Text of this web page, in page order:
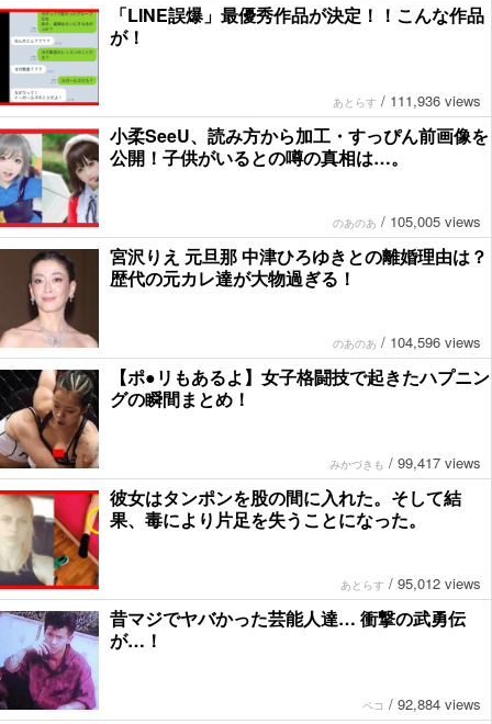
「LINE誤爆」最優秀作品が決定！！こんな作品
が！
あとらす / 111,936 views
小柔SeeU、読み方から加工・すっぴん前画像を
公開！子供がいるとの噂の真相は…。
のあのあ / 105,005 views
宮沢りえ 元旦那 中津ひろゆきとの離婚理由は？
歴代の元カレ達が大物過ぎる！
のあのあ / 104,596 views
【ポ●リもあるよ】女子格闘技で起きたハプニン
グの瞬間まとめ！
みかづきも / 99,417 views
彼女はタンポンを股の間に入れた。そして結
果、毒により片足を失うことになった。
あとらす / 95,012 views
昔マジでヤバかった芸能人達… 衝撃の武勇伝
が…！
ペコ / 92,884 views